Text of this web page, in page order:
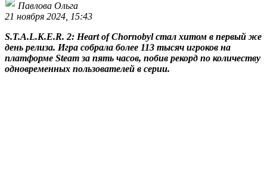
Павлова Ольга
21 ноября 2024, 15:43
S.T.A.L.K.E.R. 2: Heart of Chornobyl стал хитом в первый же
день релиза. Игра собрала более 113 тысяч игроков на
платформе Steam за пять часов, побив рекорд по количеству
одновременных пользователей в серии.